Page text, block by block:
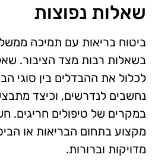
שאלות נפוצות
ביטוח בריאות עם תמיכה
בשאלות רבות מצד הציבור.
לכלול את ההבדלים בין סוגי
נחשבים לנדרשים, וכיצד
במקרים של טיפולים חריגים.
מקצוע בתחום הבריאות או
מדויקות וברורות.